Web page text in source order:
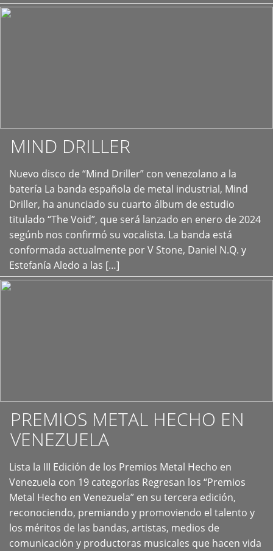
MIND DRILLER
Nuevo disco de “Mind Driller” con venezolano a la
batería La banda española de metal industrial, Mind
Driller, ha anunciado su cuarto álbum de estudio
titulado “The Void”, que será lanzado en enero de 2024
segúnb nos confirmó su vocalista. La banda está
conformada actualmente por V Stone, Daniel N.Q. y
Estefanía Aledo a las […]
+
PREMIOS METAL HECHO EN
VENEZUELA
Lista la III Edición de los Premios Metal Hecho en
Venezuela con 19 categorías Regresan los “Premios
Metal Hecho en Venezuela” en su tercera edición,
reconociendo, premiando y promoviendo el talento y
los méritos de las bandas, artistas, medios de
comunicación y productoras musicales que hacen vida
+